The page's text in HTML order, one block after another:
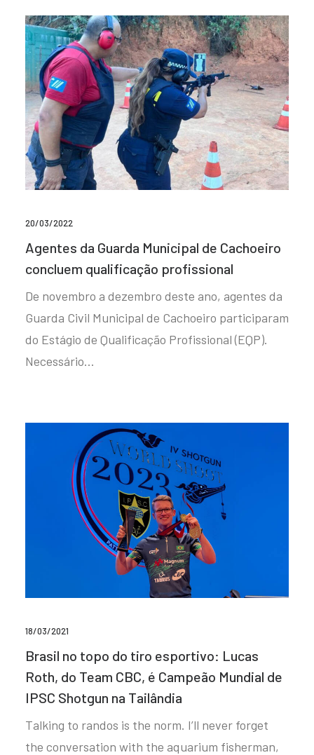
20/03/2022
Agentes da Guarda Municipal de Cachoeiro
concluem qualificação profissional
De novembro a dezembro deste ano, agentes da
Guarda Civil Municipal de Cachoeiro participaram
do Estágio de Qualificação Profissional (EQP).
Necessário…
18/03/2021
Brasil no topo do tiro esportivo: Lucas
Roth, do Team CBC, é Campeão Mundial de
IPSC Shotgun na Tailândia
Talking to randos is the norm. I’ll never forget
the conversation with the aquarium fisherman,